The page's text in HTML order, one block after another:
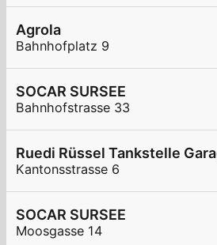
Agrola
Bahnhofplatz 9
SOCAR SURSEE
Bahnhofstrasse 33
Kantonsstrasse 6
SOCAR SURSEE
Moosgasse 14